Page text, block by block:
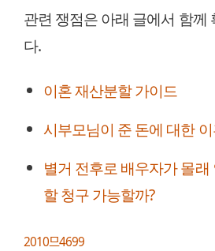
관련 쟁점은 아래 글에서 함께
다.
이혼 재산분할 가이드
시부모님이 준 돈에 대한
별거 전후로 배우자가 몰
할 청구 가능할까?
2010므4699